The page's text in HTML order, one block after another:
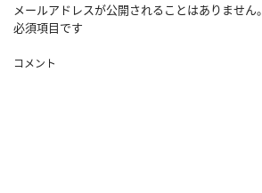
メールアドレスが公開されることはありません。
必須項目です
コメント